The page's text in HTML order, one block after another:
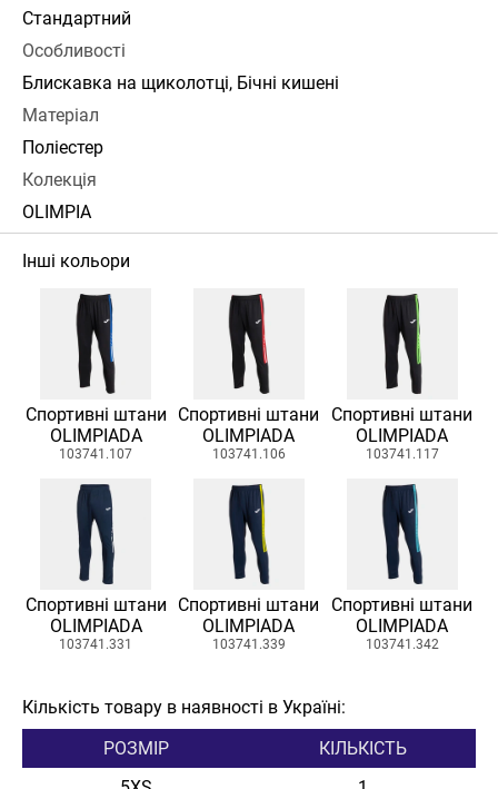
Стандартний
Особливості
Блискавка на щиколотці, Бічні кишені
Матеріал
Поліестер
Колекція
OLIMPIA
Інші кольори
Спортивні штани
OLIMPIADA
103741.107
Спортивні штани
OLIMPIADA
103741.106
Спортивні штани
OLIMPIADA
103741.117
Спортивні штани
OLIMPIADA
103741.331
Спортивні штани
OLIMPIADA
103741.339
Спортивні штани
OLIMPIADA
103741.342
Кількість товару в наявності в Україні:
РОЗМІР
КІЛЬКІСТЬ